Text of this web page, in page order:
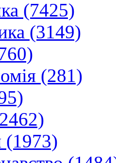
(7425)
(3149)
(281)
(1973)